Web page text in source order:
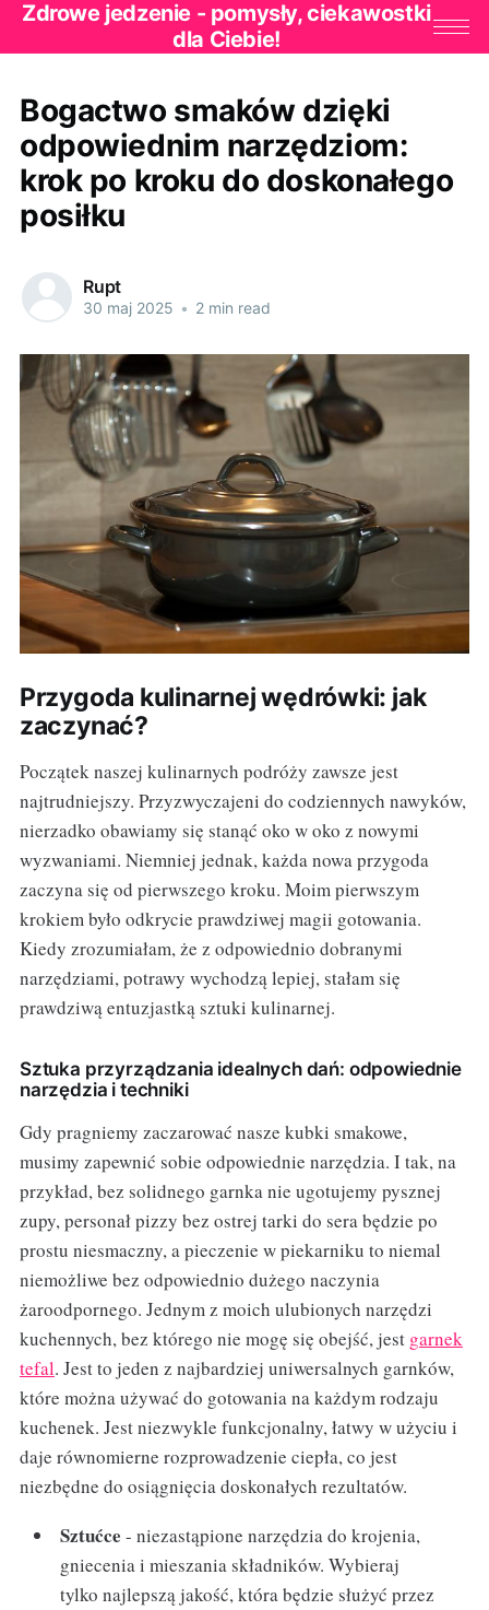
Zdrowe jedzenie - pomysły, ciekawostki
dla Ciebie!
Bogactwo smaków dzięki
odpowiednim narzędziom:
krok po kroku do doskonałego
posiłku
Rupt
30 maj 2025 • 2 min read
Przygoda kulinarnej wędrówki: jak
zaczynać?
Początek naszej kulinarnych podróży zawsze jest
najtrudniejszy. Przyzwyczajeni do codziennych nawyków,
nierzadko obawiamy się stanąć oko w oko z nowymi
wyzwaniami. Niemniej jednak, każda nowa przygoda
zaczyna się od pierwszego kroku. Moim pierwszym
krokiem było odkrycie prawdziwej magii gotowania.
Kiedy zrozumiałam, że z odpowiednio dobranymi
narzędziami, potrawy wychodzą lepiej, stałam się
prawdziwą entuzjastką sztuki kulinarnej.
Sztuka przyrządzania idealnych dań: odpowiednie
narzędzia i techniki
Gdy pragniemy zaczarować nasze kubki smakowe,
musimy zapewnić sobie odpowiednie narzędzia. I tak, na
przykład, bez solidnego garnka nie ugotujemy pysznej
zupy, personał pizzy bez ostrej tarki do sera będzie po
prostu niesmaczny, a pieczenie w piekarniku to niemal
niemożliwe bez odpowiednio dużego naczynia
żaroodpornego. Jednym z moich ulubionych narzędzi
kuchennych, bez którego nie mogę się obejść, jest garnek
tefal. Jest to jeden z najbardziej uniwersalnych garnków,
które można używać do gotowania na każdym rodzaju
kuchenek. Jest niezwykle funkcjonalny, łatwy w użyciu i
daje równomierne rozprowadzenie ciepła, co jest
niezbędne do osiągnięcia doskonałych rezultatów.
Sztućce- niezastąpione narzędzia do krojenia,
gniecenia i mieszania składników. Wybieraj
tylko najlepszą jakość, która będzie służyć przez